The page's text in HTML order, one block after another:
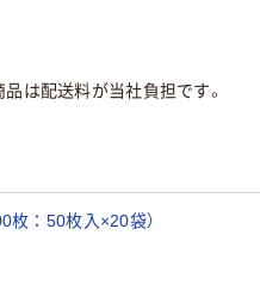
は配送料が当社負担です。
枚：50枚入×20袋）